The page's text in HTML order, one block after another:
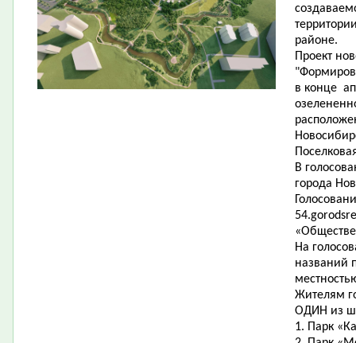
районе.
Проект
в конце
В
города
На
названий
Жителям
ОДИН из
1. Парк